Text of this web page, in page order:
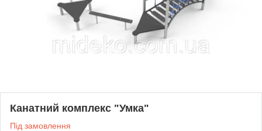
Канатний комплекс "Умка"
Під замовлення